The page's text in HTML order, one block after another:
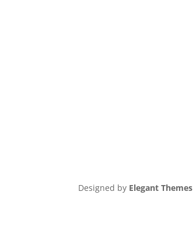
Designed by Elegant Themes